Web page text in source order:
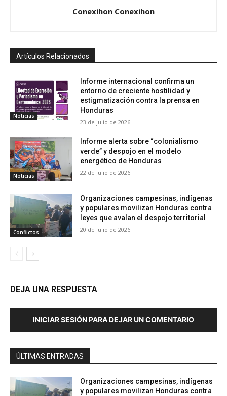
Conexihon Conexihon
Artículos Relacionados
Noticias
Informe internacional confirma un
entorno de creciente hostilidad y
estigmatización contra la prensa en
Honduras
23 de julio de 2026
Noticias
Informe alerta sobre “colonialismo
verde” y despojo en el modelo
energético de Honduras
22 de julio de 2026
Conflictos
Organizaciones campesinas, indígenas
y populares movilizan Honduras contra
leyes que avalan el despojo territorial
20 de julio de 2026
DEJA UNA RESPUESTA
INICIAR SESIÓN PARA DEJAR UN COMENTARIO
ÚLTIMAS ENTRADAS
Organizaciones campesinas, indígenas
y populares movilizan Honduras contra